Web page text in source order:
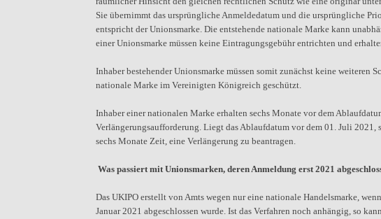
Sie übernimmt das ursprüngliche Anmeldedatum und die ursprüngliche
entspricht der Unionsmarke. Die entstehende nationale Marke kann
einer Unionsmarke müssen keine Eintragungsgebühr entrichten und
Inhaber bestehender Unionsmarke müssen somit zunächst keine
nationale Marke im Vereinigten Königreich geschützt.
Inhaber einer nationalen Marke erhalten sechs Monate vor dem
Verlängerungsaufforderung. Liegt das Ablaufdatum vor dem 01. Juli
sechs Monate Zeit, eine Verlängerung zu beantragen.
Was passiert mit Unionsmarken, deren Anmeldung erst 2021
Das UKIPO erstellt von Amts wegen nur eine nationale Handelsmarke,
Januar 2021 abgeschlossen wurde. Ist das Verfahren noch anhängig, so